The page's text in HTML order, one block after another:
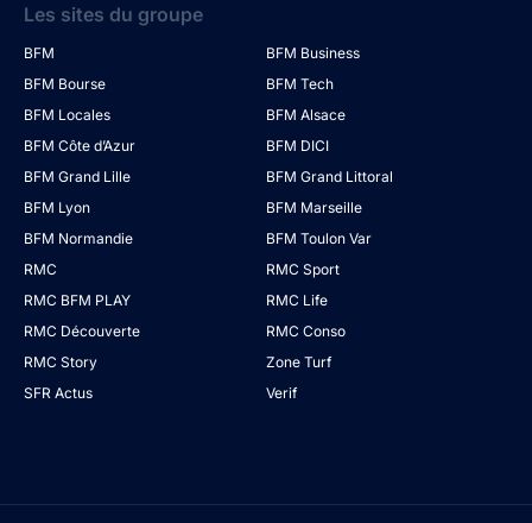
Les sites du groupe
BFM
BFM Business
BFM Bourse
BFM Tech
BFM Locales
BFM Alsace
BFM Côte d’Azur
BFM DICI
BFM Grand Lille
BFM Grand Littoral
BFM Lyon
BFM Marseille
BFM Normandie
BFM Toulon Var
RMC
RMC Sport
RMC BFM PLAY
RMC Life
RMC Découverte
RMC Conso
RMC Story
Zone Turf
SFR Actus
Verif